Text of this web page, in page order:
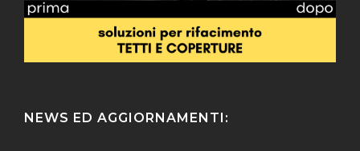
NEWS ED AGGIORNAMENTI: